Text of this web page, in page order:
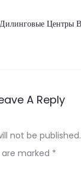
Центры
A Reply
not be published.
are marked *